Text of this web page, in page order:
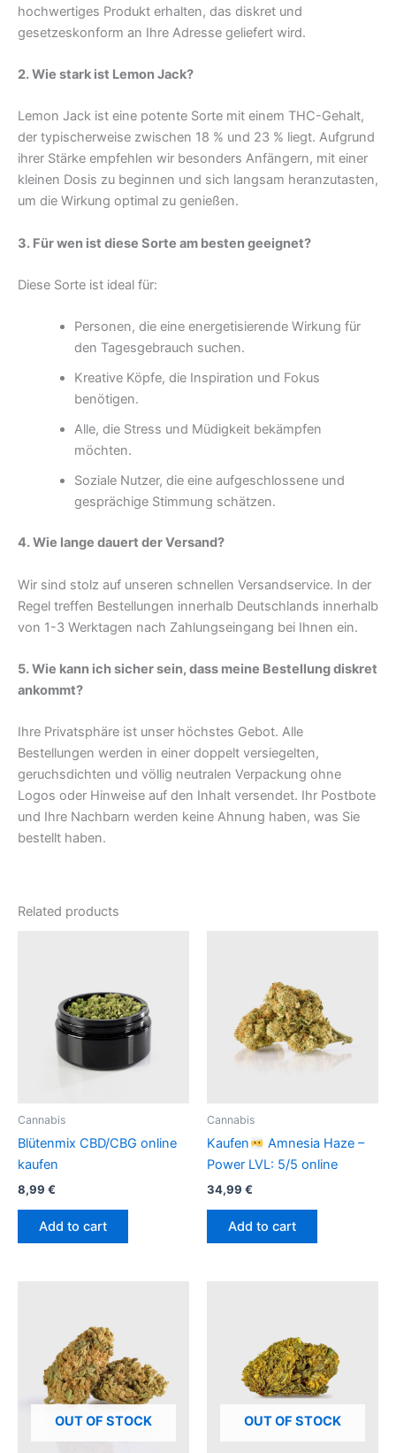
hochwertiges Produkt erhalten, das diskret und
gesetzeskonform an Ihre Adresse geliefert wird.
2. Wie stark ist Lemon Jack?
Lemon Jack ist eine potente Sorte mit einem THC-Gehalt,
der typischerweise zwischen 18 % und 23 % liegt. Aufgrund
ihrer Stärke empfehlen wir besonders Anfängern, mit einer
kleinen Dosis zu beginnen und sich langsam heranzutasten,
um die Wirkung optimal zu genießen.
3. Für wen ist diese Sorte am besten geeignet?
Diese Sorte ist ideal für:
Personen, die eine energetisierende Wirkung für
den Tagesgebrauch suchen.
Kreative Köpfe, die Inspiration und Fokus
benötigen.
Alle, die Stress und Müdigkeit bekämpfen
möchten.
Soziale Nutzer, die eine aufgeschlossene und
gesprächige Stimmung schätzen.
4. Wie lange dauert der Versand?
Wir sind stolz auf unseren schnellen Versandservice. In der
Regel treffen Bestellungen innerhalb Deutschlands innerhalb
von 1-3 Werktagen nach Zahlungseingang bei Ihnen ein.
5. Wie kann ich sicher sein, dass meine Bestellung diskret
ankommt?
Ihre Privatsphäre ist unser höchstes Gebot. Alle
Bestellungen werden in einer doppelt versiegelten,
geruchsdichten und völlig neutralen Verpackung ohne
Logos oder Hinweise auf den Inhalt versendet. Ihr Postbote
und Ihre Nachbarn werden keine Ahnung haben, was Sie
bestellt haben.
Related products
Cannabis
Blütenmix CBD/CBG online
kaufen
8,99 €
Add to cart
Cannabis
Kaufen
Amnesia Haze –
Power LVL: 5/5 online
34,99 €
Add to cart
OUT OF STOCK OUT OF STOCK